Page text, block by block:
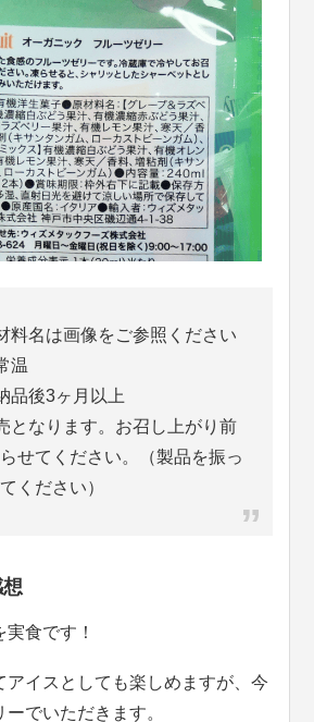
料名は画像をご参照ください
温
品後3ヶ月以上
となります。お召し上がり前
せてください。（製品を振っ
ください）
食です！
アイスとしても楽しめますが、今
でいただきます。